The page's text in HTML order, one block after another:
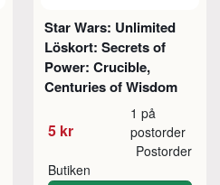
Star Wars: Unlimited
Löskort: Secrets of
Power: Crucible,
Centuries of Wisdom
5 kr
1 på
postorder
Butiken
Postorder